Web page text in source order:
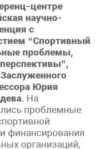
центре
научно-
с
“Спортивный
проблемы,
Юрия
. На
проблемные
финансирования
организаций,